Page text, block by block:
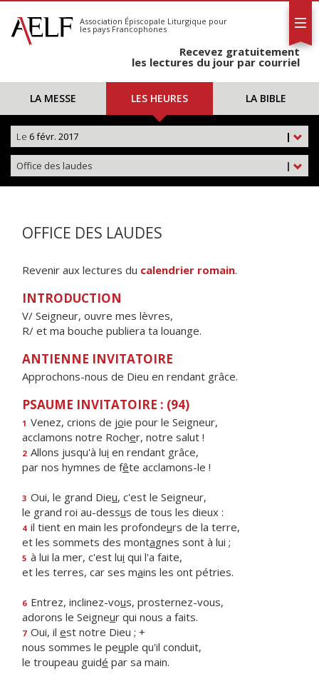
S'abonner
Calendrier
Association Épiscopale Liturgique pour
les pays Francophones
Recevez gratuitement
les lectures du jour par courriel
LA MESSE LES HEURES LA BIBLE
|
Le 6 févr. 2017
|
Office des laudes
OFFICE DES LAUDES
Revenir aux lectures du calendrier romain.
INTRODUCTION
V/ Seigneur, ouvre mes lèvres,
R/ et ma bouche publiera ta louange.
ANTIENNE INVITATOIRE
Approchons-nous de Dieu en rendant grâce.
PSAUME INVITATOIRE : (94)
1 Venez, crions de joie pour le Seigneur,
acclamons notre Rocher, notre salut !
2 Allons jusqu'à lui en rendant grâce,
par nos hymnes de fête acclamons-le !
3 Oui, le grand Dieu, c'est le Seigneur,
le grand roi au-dessus de tous les dieux :
4 il tient en main les profondeurs de la terre,
et les sommets des montagnes sont à lui ;
5 à lui la mer, c'est lui qui l'a faite,
et les terres, car ses mains les ont pétries.
6 Entrez, inclinez-vous, prosternez-vous,
adorons le Seigneur qui nous a faits.
7 Oui, il est notre Dieu ; +
nous sommes le peuple qu'il conduit,
le troupeau guidé par sa main.